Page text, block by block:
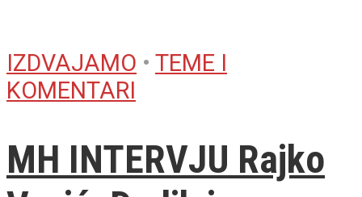
IZDVAJAMO • TEME I
KOMENTARI
MH INTERVJU Rajko